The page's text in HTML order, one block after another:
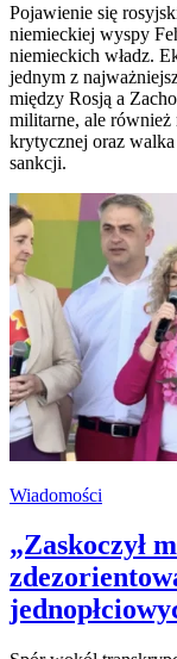
Pojawienie się
niemieckiej wyspy
niemieckich władz.
jednym z
między Rosją a
militarne, ale również
krytycznej oraz
sankcji.
Wiadomości
„Zaskoczył